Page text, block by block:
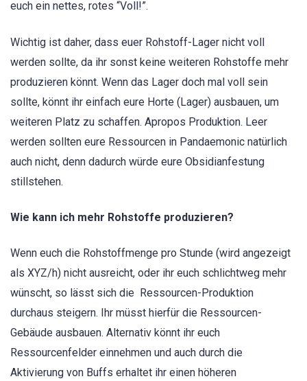
euch ein nettes, rotes “Voll!”.
Wichtig ist daher, dass euer Rohstoff-Lager nicht voll
werden sollte, da ihr sonst keine weiteren Rohstoffe mehr
produzieren könnt. Wenn das Lager doch mal voll sein
sollte, könnt ihr einfach eure Horte (Lager) ausbauen, um
weiteren Platz zu schaffen. Apropos Produktion. Leer
werden sollten eure Ressourcen in Pandaemonic natürlich
auch nicht, denn dadurch würde eure Obsidianfestung
stillstehen.
Wie kann ich mehr Rohstoffe produzieren?
Wenn euch die Rohstoffmenge pro Stunde (wird angezeigt
als XYZ/h) nicht ausreicht, oder ihr euch schlichtweg mehr
wünscht, so lässt sich die Ressourcen-Produktion
durchaus steigern. Ihr müsst hierfür die Ressourcen-
Gebäude ausbauen. Alternativ könnt ihr euch
Ressourcenfelder einnehmen und auch durch die
Aktivierung von Buffs erhaltet ihr einen höheren